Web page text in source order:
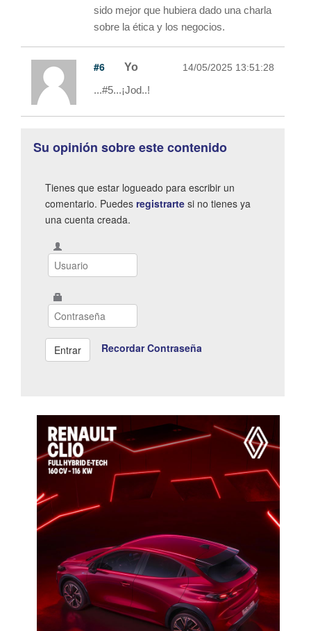
sido mejor que hubiera dado una charla
sobre la ética y los negocios.
#6 Yo 14/05/2025 13:51:28
...#5...¡Jod..!
Su opinión sobre este contenido
Tienes que estar logueado para escribir un
comentario. Puedes registrarte si no tienes ya
una cuenta creada.
Recordar Contraseña